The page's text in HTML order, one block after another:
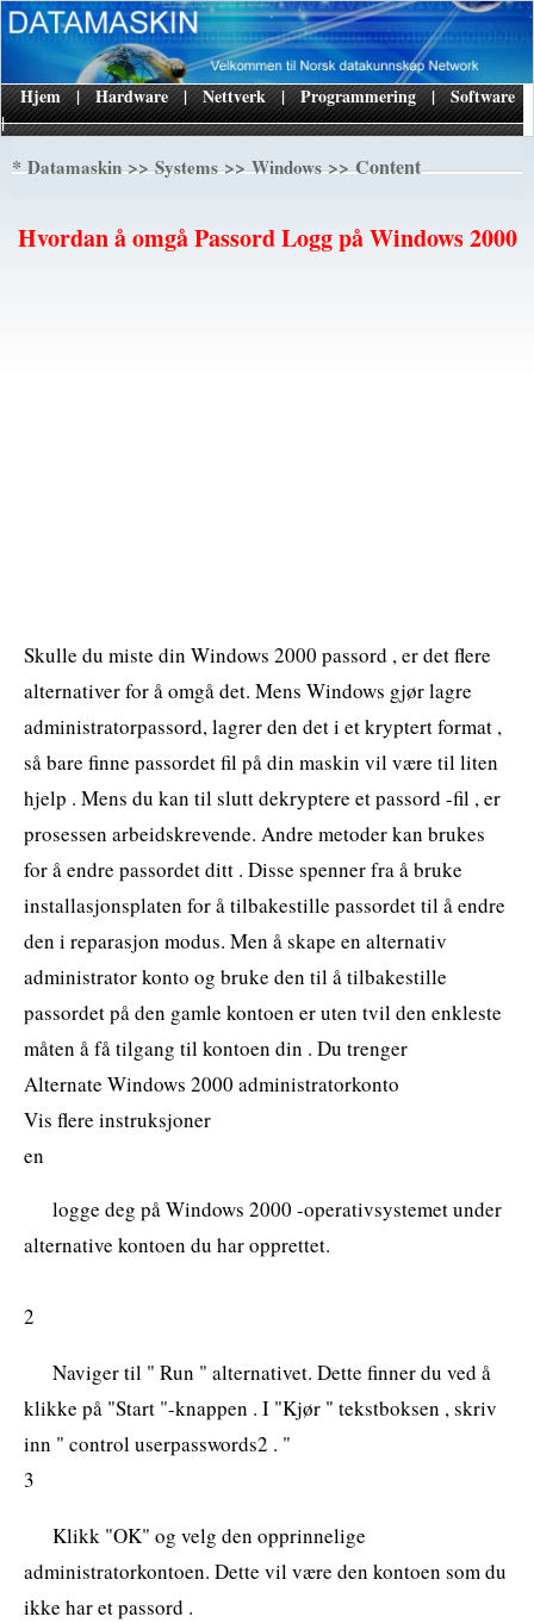
|
Hjem | Hardware | Nettverk | Programmering | Software
*Datamaskin>>Systems>>Windows>> Content
Hvordan å omgå Passord Logg på Windows 2000
Skulle du miste din Windows 2000 passord , er det flere
alternativer for å omgå det. Mens Windows gjør lagre
administratorpassord, lagrer den det i et kryptert format ,
så bare finne passordet fil på din maskin vil være til liten
hjelp . Mens du kan til slutt dekryptere et passord -fil , er
prosessen arbeidskrevende. Andre metoder kan brukes
for å endre passordet ditt . Disse spenner fra å bruke
installasjonsplaten for å tilbakestille passordet til å endre
den i reparasjon modus. Men å skape en alternativ
administrator konto og bruke den til å tilbakestille
passordet på den gamle kontoen er uten tvil den enkleste
måten å få tilgang til kontoen din . Du trenger
Alternate Windows 2000 administratorkonto
Vis flere instruksjoner
en
logge deg på Windows 2000 -operativsystemet under
alternative kontoen du har opprettet.
2
Naviger til " Run " alternativet. Dette finner du ved å
klikke på "Start "-knappen . I "Kjør " tekstboksen , skriv
inn " control userpasswords2 . "
3
Klikk "OK" og velg den opprinnelige
administratorkontoen. Dette vil være den kontoen som du
ikke har et passord .